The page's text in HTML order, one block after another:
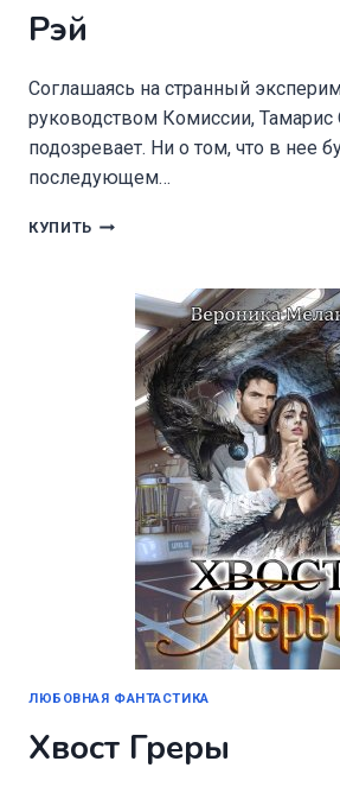
Рэй
Соглашаясь на странный
руководством Комиссии, Тамарис
подозревает. Ни о том, что в нее
последующем…
КУПИТЬ РЭЙ
ЛЮБОВНАЯ ФАНТАСТИКА
Хвост Греры